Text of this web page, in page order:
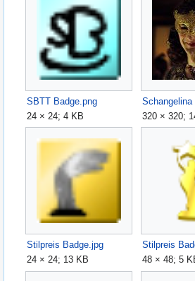
SBTT Badge.png
24 × 24; 4 KB
Schangelina
320 × 320;
Stilpreis Badge.jpg
24 × 24; 13 KB
Stilpreis
48 × 48; 5